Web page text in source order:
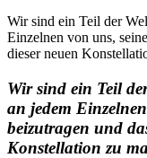
Wir sind ein Teil der
Einzelnen von uns,
dieser neuen
Wir sind ein Teil
an jedem
beizutragen und
Konstellation zu